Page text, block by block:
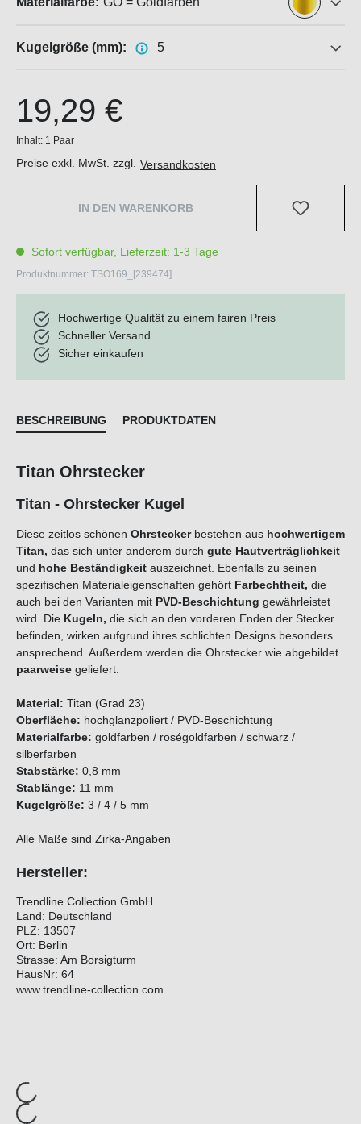
Kugelgröße (mm): 5
19,29 €
Inhalt: 1 Paar
Preise exkl. MwSt. zzgl. Versandkosten
IN DEN WARENKORB
Sofort verfügbar, Lieferzeit: 1-3 Tage
Produktnummer: TSO169_[239474]
Hochwertige Qualität zu einem fairen Preis
Schneller Versand
Sicher einkaufen
BESCHREIBUNG PRODUKTDATEN
Titan Ohrstecker
Titan - Ohrstecker Kugel
Diese zeitlos schönen Ohrsteckerbestehen aus hochwertigem
Titan, das sich unter anderem durch gute Hautverträglichkeit
und hohe Beständigkeit auszeichnet. Ebenfalls zu seinen
spezifischen Materialeigenschaften gehört Farbechtheit, die
auch bei den Varianten mit PVD-Beschichtung gewährleistet
wird. Die Kugeln, die sich an den vorderen Enden der Stecker
befinden, wirken aufgrund ihres schlichten Designs besonders
ansprechend. Außerdem werden die Ohrstecker wie abgebildet
paarweise geliefert.
Material: Titan (Grad 23)
Oberfläche: hochglanzpoliert / PVD-Beschichtung
Materialfarbe: goldfarben / roségoldfarben / schwarz /
silberfarben
Stabstärke: 0,8 mm
Stablänge: 11 mm
Kugelgröße: 3 / 4 / 5 mm
Alle Maße sind Zirka-Angaben
Hersteller:
Trendline Collection GmbH
Land: Deutschland
PLZ: 13507
Ort: Berlin
Strasse: Am Borsigturm
HausNr: 64
www.trendline-collection.com